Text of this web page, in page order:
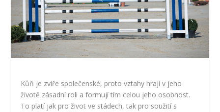
Kůň je zvíře společenské, proto vztahy hrají v jeho
životě zásadní roli a formují tím celou jeho osobnost.
To platí jak pro život ve stádech, tak pro soužití s